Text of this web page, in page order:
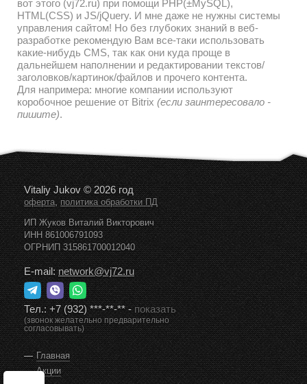
вот этого (vj72.ru) при помощи PHP(±MySQL),
HTML(CSS) и JS/jQuery. И мне даже не нужны системы
управления сайтом! Но без глубоких знаний в веб-
разработке рекомендую Вам все-таки использовать
какие-нибудь CMS, так как они куда проще в
дальнейшем наполнении и редактировании текстов/
заголовков/картинок/файлов и прочего контента.
Для напримера: многие компании используют
коробочное решение от Bitrix (если заинтересовало -
пишите).
Vitaliy Jukov © 2026 год
оферта,политика обработки ПД
ИП Жуков Виталий Викторович
ИНН 861006791093
ОГРНИП 315861700012040
E-mail:network@vj72.ru
Тел.:+7 (932) ***-**-**-показать
(звонок желательно предварительно
согласовывать)
Главная
Акции